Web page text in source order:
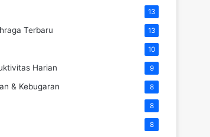
13
Terbaru 13
10
Harian 9
& Kebugaran 8
8
8